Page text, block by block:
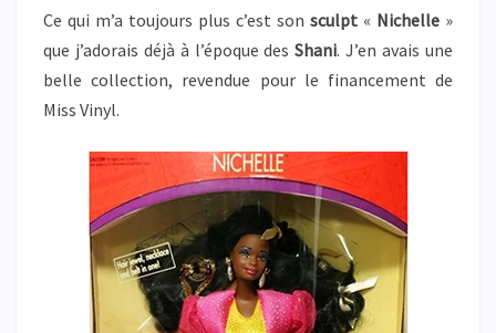
Ce qui m’a toujours plus c’est son sculpt « Nichelle »
que j’adorais déjà à l’époque desShani. J’en avais une
belle collection, revendue pour le financement de
Miss Vinyl.